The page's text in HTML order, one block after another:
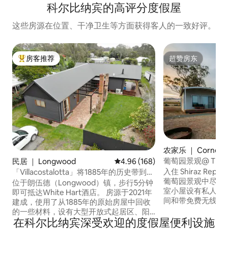
科尔比纳宾的高评分度假屋
这些房源在位置、干净卫生等方面获得客人的一致好评。
热门「房客推荐」
房客推荐
民居 ｜ Longwood 平均评分 4.96 分（满分 5 分），
4.96 (168)
「Villacostalotta」将1885年的历史带到现
在。
位于朗伍德（Longwood）镇，步行5分钟
即可抵达White Hart酒店。 房源于2021年
建成，使用了从1885年的原始房屋中回收
的一些材料，设有大型开放式起居区、阳
台和露台、后院和前院空间（抱歉，不允
许携带宠物）。 靠近Nagambie、Avenel
超赞房东
超赞房东
农家乐 ｜ Cornella
葡萄园景观@ The
室）！
入住 Shiraz
葡萄园景观中尽情
室小屋设有私人露
间和带免费无线网络的
们的农场葡萄酒、
现场音乐表演。 Vineyard Views坐落在我
在科尔比纳宾深受欢迎的度假屋便利设施